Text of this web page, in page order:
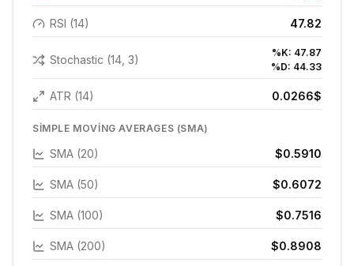
RSI (14) 47.82
Stochastic (14, 3)
%K: 47.87
%D: 44.33
ATR (14) 0.0266$
SIMPLE MOVING AVERAGES (SMA)
SMA (20) $0.5910
SMA (50) $0.6072
SMA (100) $0.7516
SMA (200) $0.8908